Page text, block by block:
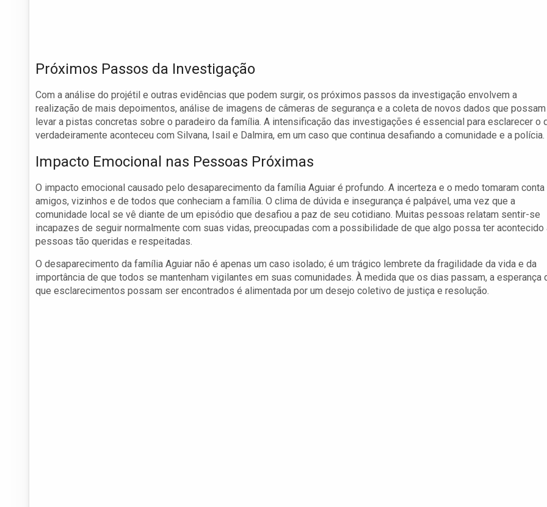
Próximos Passos da Investigação
Com a análise do projétil e outras evidências que podem surgir, os próximos passos da investigação envolvem a
realização de mais depoimentos, análise de imagens de câmeras de segurança e a coleta de novos dados que possam
levar a pistas concretas sobre o paradeiro da família. A intensificação das investigações é essencial para esclarecer o
verdadeiramente aconteceu com Silvana, Isail e Dalmira, em um caso que continua desafiando a comunidade e a polícia.
Impacto Emocional nas Pessoas Próximas
O impacto emocional causado pelo desaparecimento da família Aguiar é profundo. A incerteza e o medo tomaram conta
amigos, vizinhos e de todos que conheciam a família. O clima de dúvida e insegurança é palpável, uma vez que a
comunidade local se vê diante de um episódio que desafiou a paz de seu cotidiano. Muitas pessoas relatam sentir-se
incapazes de seguir normalmente com suas vidas, preocupadas com a possibilidade de que algo possa ter acontecido
pessoas tão queridas e respeitadas.
O desaparecimento da família Aguiar não é apenas um caso isolado; é um trágico lembrete da fragilidade da vida e da
importância de que todos se mantenham vigilantes em suas comunidades. À medida que os dias passam, a esperança
que esclarecimentos possam ser encontrados é alimentada por um desejo coletivo de justiça e resolução.